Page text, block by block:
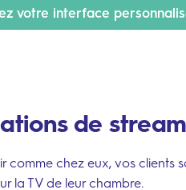
votre interface
de
comme chez eux, vos
la TV de leur chambre.